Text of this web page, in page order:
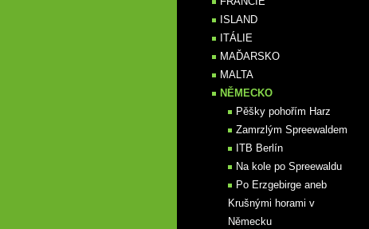
ISLAND
ITÁLIE
MAĎARSKO
MALTA
NĚMECKO
Pěšky pohořím Harz
Zamrzlým Spreewaldem
ITB Berlín
Na kole po Spreewaldu
Po Erzgebirge aneb
Krušnými horami v
Německu